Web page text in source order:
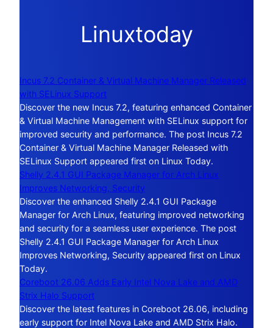
Linuxtoday
Incus 7.2 Container & Virtual Machine Manager Released
with SELinux Support
Discover the new Incus 7.2, featuring enhanced Container
& Virtual Machine Management with SELinux support for
improved security and performance. The post Incus 7.2
Container & Virtual Machine Manager Released with
SELinux Support appeared first on Linux Today.
Shelly 2.4.1 GUI Package Manager for Arch Linux
Improves Networking, Security
Discover the enhanced Shelly 2.4.1 GUI Package
Manager for Arch Linux, featuring improved networking
and security for a seamless user experience. The post
Shelly 2.4.1 GUI Package Manager for Arch Linux
Improves Networking, Security appeared first on Linux
Today.
Coreboot 26.06 Adds Early Intel Nova Lake and AMD
Strix Halo Support
Discover the latest features in Coreboot 26.06, including
early support for Intel Nova Lake and AMD Strix Halo.